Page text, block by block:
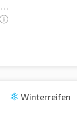
Winterreifen